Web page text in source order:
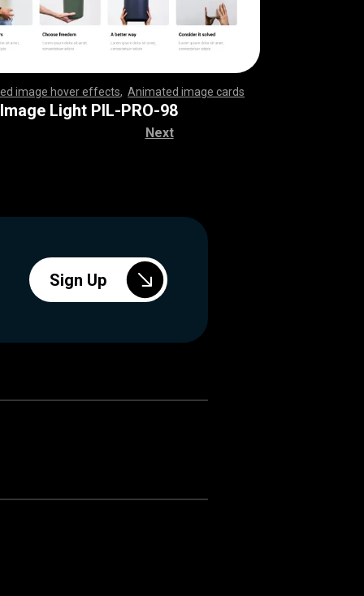
image hover effects ,Animated image cards
,,,,,,,,,,,,,,,,,,,,,,,,,, ,,,,,,,,,,,,,,,,,,,,,,,,,
,,,,,,,,,,,,,,,,,,,,,,,,,, ,,,,,,,,,,,,,,,,,,,,,,,,,
,,,,,,,,,,,,,,,,,,,,,,,,,, ,,,,,,,,,,,,,,,,,,,,,,,,,
Light PIL-PRO-98
Next
Sign Up